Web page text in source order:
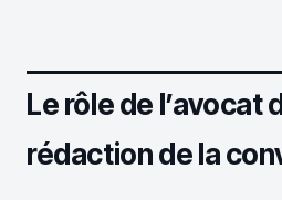
Le rôle de l’avocat
rédaction de la